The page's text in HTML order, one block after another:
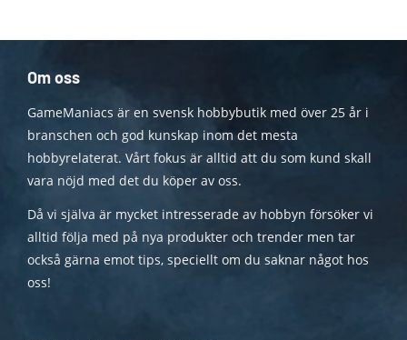
Om oss
GameManiacs är en svensk hobbybutik med över 25 år i
branschen och god kunskap inom det mesta
hobbyrelaterat. Vårt fokus är alltid att du som kund skall
vara nöjd med det du köper av oss.
Då vi själva är mycket intresserade av hobbyn försöker vi
alltid följa med på nya produkter och trender men tar
också gärna emot tips, speciellt om du saknar något hos
oss!